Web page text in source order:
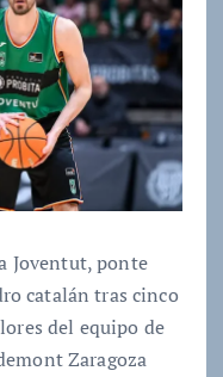
Joventut, ponte
catalán tras cinco
del equipo de
Zaragoza